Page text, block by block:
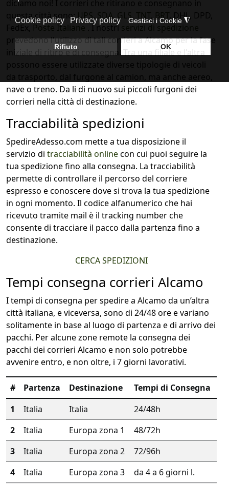
diciamo noi! I corrieri che ritirano e consegnano in
questa città sono: UPS, SDA, GLS, TNT,BRT, DHL, DPD,
FedEx, Poste Italiane . I nostri servizi di spedizione
prevedono l'utilizzo di tali corrieri a Alcamo per la fase
iniziale di ritiro e di consegna. Tra una filiale e l'altra
possono essere utilizzate diverse tipologie di veicoli
da trasporto, dal furgone al camion, ma anche aereo,
nave o treno. Da li di nuovo sui piccoli furgoni dei
corrieri nella città di destinazione.
Tracciabilità spedizioni
SpedireAdesso.com mette a tua disposizione il
servizio di tracciabilità onlinecon cui puoi seguire la
tua spedizione fino alla consegna. La tracciabilità
permette di controllare il percorso del corriere
espresso e conoscere dove si trova la tua spedizione
in ogni momento. Il codice alfanumerico che hai
ricevuto tramite mail è il tracking number che
consente di tracciare il pacco dalla partenza fino a
destinazione.
CERCA SPEDIZIONI
Tempi consegna corrieri Alcamo
I tempi di consegna per spedire a Alcamo da un’altra
città italiana, e viceversa, sono di 24/48 ore e variano
solitamente in base al luogo di partenza e di arrivo dei
pacchi. Per alcune zone remote la consegna dei
pacchi dei corrieri Alcamo e non solo potrebbe
avvenire entro, e non oltre, i 7 giorni lavorativi.
# Partenza Destinazione
Tempi di Consegna
1
Italia Italia
24/48h
2
Italia Europa zona 1
48/72h
3
Italia Europa zona 2
72/96h
4
Italia Europa zona 3 da 4 a 6 giorni l.